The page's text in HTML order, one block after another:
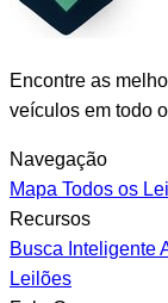
Encontre as
veículos em todo
Navegação
Mapa Todos os
Recursos
Busca Inteligente
Leilões